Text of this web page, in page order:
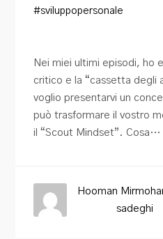
#sviluppopersonale
Nei miei ultimi episodi, ho
critico e la “cassetta degli
voglio presentarvi un
può trasformare il vostro
il “Scout Mindset”. Cosa…
Hooman
sadeghi